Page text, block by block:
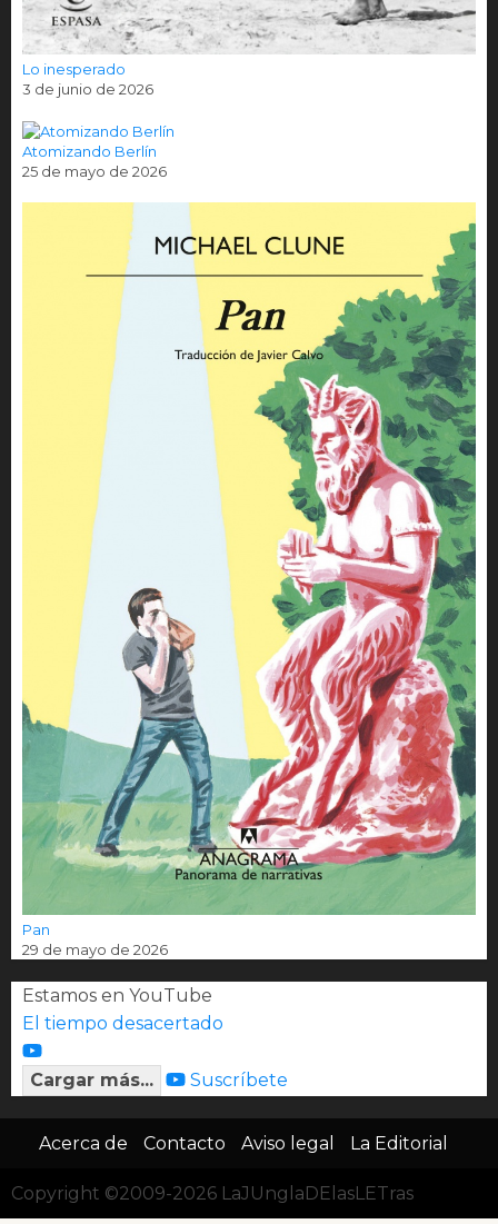
Lo inesperado
3 de junio de 2026
Atomizando Berlín
25 de mayo de 2026
Pan
29 de mayo de 2026
Estamos en YouTube
El tiempo desacertado
Cargar más... Suscríbete
Acerca de Contacto Aviso legal La Editorial
Copyright ©2009-2026 LaJUnglaDElasLETras